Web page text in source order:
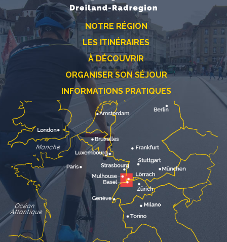
NOTRE RÉGION
LES ITINÉRAIRES
À DÉCOUVRIR
ORGANISER SON SÉJOUR
INFORMATIONS PRATIQUES